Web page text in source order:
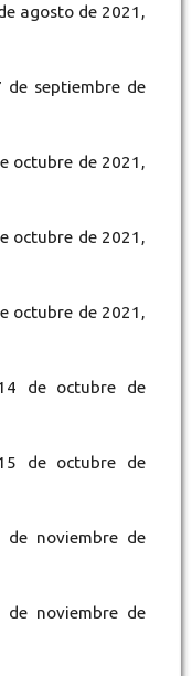
agosto de 2021,
de septiembre de
octubre de 2021,
octubre de 2021,
octubre de 2021,
14 de octubre de
15 de octubre de
de noviembre de
de noviembre de